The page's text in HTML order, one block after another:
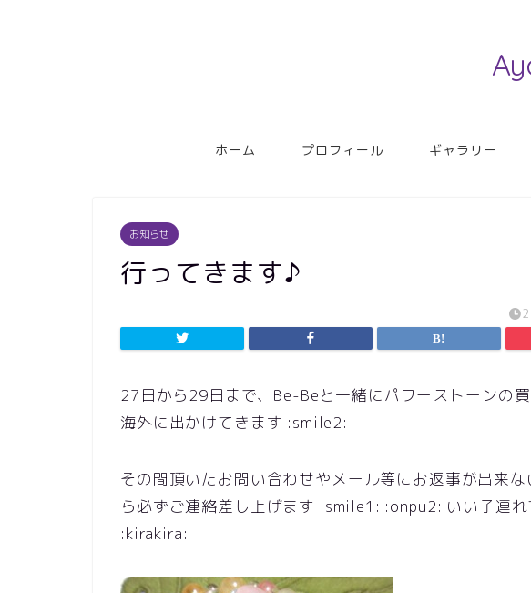
ホーム プロフィール ギャラリー
お知らせ
行ってきます♪
27日から29日まで、Be-Beと一緒にパワーストーンの
海外に出かけてきます :smile2:
その間頂いたお問い合わせやメール等にお返事が出来
ら必ずご連絡差し上げます :smile1: :onpu2: いい子連
:kirakira: